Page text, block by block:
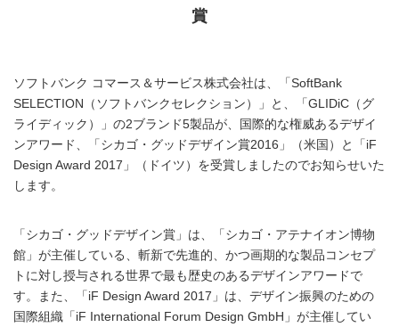
賞
ソフトバンク コマース＆サービス株式会社は、「SoftBank
SELECTION（ソフトバンクセレクション）」と、「GLIDiC（グ
ライディック）」の2ブランド5製品が、国際的な権威あるデザイ
ンアワード、「シカゴ・グッドデザイン賞2016」（米国）と「iF
Design Award 2017」（ドイツ）を受賞しましたのでお知らせいた
します。
「シカゴ・グッドデザイン賞」は、「シカゴ・アテナイオン博物
館」が主催している、斬新で先進的、かつ画期的な製品コンセプ
トに対し授与される世界で最も歴史のあるデザインアワードで
す。また、「iF Design Award 2017」は、デザイン振興のための
国際組織「iF International Forum Design GmbH」が主催してい